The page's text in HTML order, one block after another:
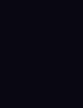
baleních,